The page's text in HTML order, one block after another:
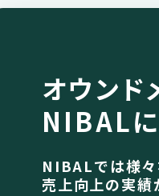
オウンド
NIBALに
NIBALでは様
売上向上の実績